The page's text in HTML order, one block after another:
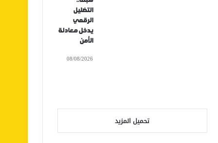
التضليل
الرقمي
يدخل معادلة
الأمن
08/08/2026
تحميل المزيد